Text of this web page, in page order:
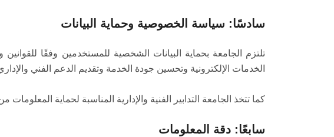
سادسًا: سياسة الخصوصية وحماية البيانات
تلتزم الجامعة بحماية البيانات الشخصية للمستخدمين وفقًا
الخدمات الإلكترونية وتحسين جودة الخدمة وتقديم الدعم الفني
كما تتخذ الجامعة التدابير الفنية والإدارية المناسبة لحماية
سابعًا: دقة المعلومات